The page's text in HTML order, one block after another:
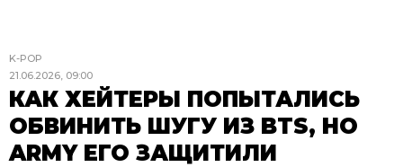
K-POP
21.06.2026, 09:00
КАК ХЕЙТЕРЫ ПОПЫТАЛИСЬ
ОБВИНИТЬ ШУГУ ИЗ BTS, НО
ARMY ЕГО ЗАЩИТИЛИ